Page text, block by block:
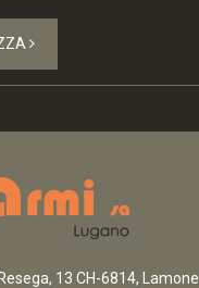
13 CH-6814, Lamone